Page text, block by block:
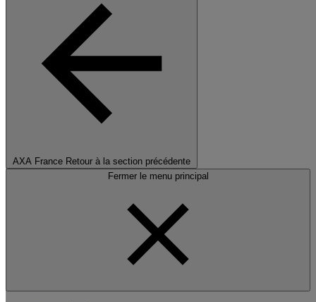
AXA France Retour à la section précédente
Fermer le menu principal